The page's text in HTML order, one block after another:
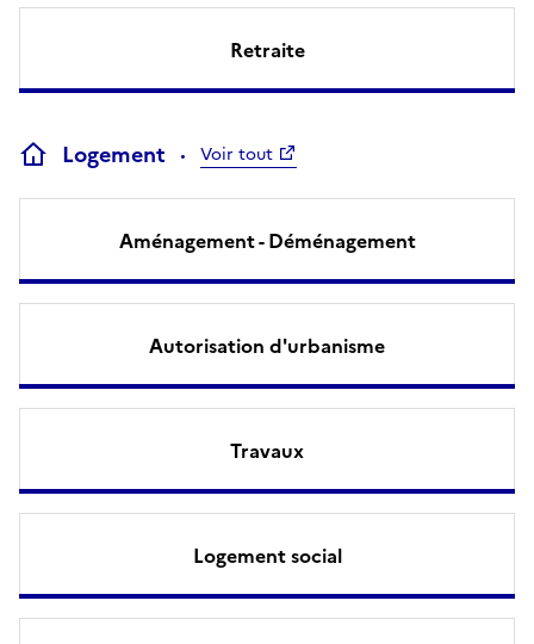
Retraite
Logement Voir tout
Aménagement - Déménagement
Autorisation d'urbanisme
Travaux
Logement social